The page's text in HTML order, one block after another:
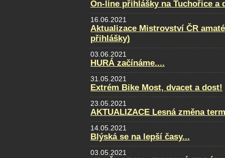
On-line přihlášky na Tuchořice a
16.06.2021
Aktualizace Mistrovství ČR
přihlášky)
03.06.2021
HURÁ začínáme....
31.05.2021
Extrém Bike Most, dvacet a dost!
23.05.2021
AKTUALIZACE Lesná změna
14.05.2021
Blýská se na lepší časy...
03.05.2021